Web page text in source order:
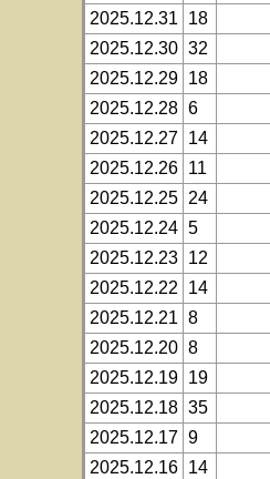
2025.12.31
18
2025.12.30 32
2025.12.29 18
2025.12.28 6
2025.12.27 14
2025.12.26 11
2025.12.25 24
2025.12.24 5
2025.12.23 12
2025.12.22
14
2025.12.21 8
2025.12.20 8
2025.12.19 19
2025.12.18 35
2025.12.17 9
2025.12.16 14